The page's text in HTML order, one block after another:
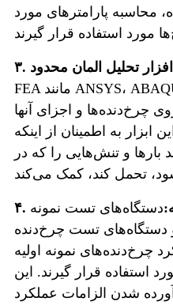
محاسبه پارامترهای مورد
FEA مانند ANSYS، ABAQUS و Nastran می‌توانند برای
چرخ‌دنده‌ها و اجزای آنها
ابزار به اطمینان از اینکه
و تنش‌هایی را که در
دستگاه‌های تست نمونه
و دستگاه‌های تست چرخ‌دنده
چرخ‌دنده‌های نمونه اولیه
استفاده قرار گیرند. این
شدن الزامات عملکرد